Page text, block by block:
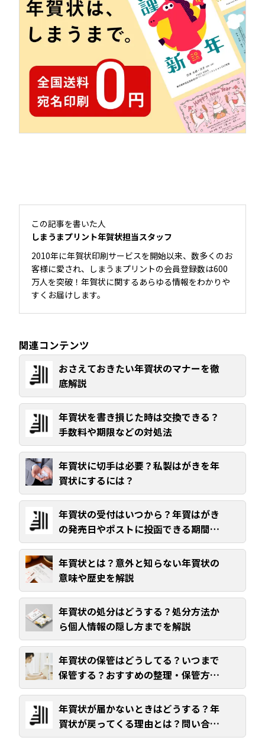
この記事を書いた人
しまうまプリント年賀状担当スタッフ
2010年に年賀状印刷サービスを開始以来、数多くのお
客様に愛され、しまうまプリントの会員登録数は600
万人を突破！年賀状に関するあらゆる情報をわかりや
すくお届けします。
関連コンテンツ
おさえておきたい年賀状のマナーを徹
底解説
年賀状を書き損じた時は交換できる？
手数料や期限などの対処法
年賀状に切手は必要？私製はがきを年
賀状にするには？
年賀状の受付はいつから？年賀はがき
の発売日やポストに投函できる期間ま
で解説
年賀状とは？意外と知らない年賀状の
意味や歴史を解説
年賀状の処分はどうする？処分方法か
ら個人情報の隠し方までを解説
年賀状の保管はどうしてる？いつまで
保管する？おすすめの整理・保管方法
を解説
年賀状が届かないときはどうする？年
賀状が戻ってくる理由とは？問い合わ
せ方法と再送する際の注意点を解説